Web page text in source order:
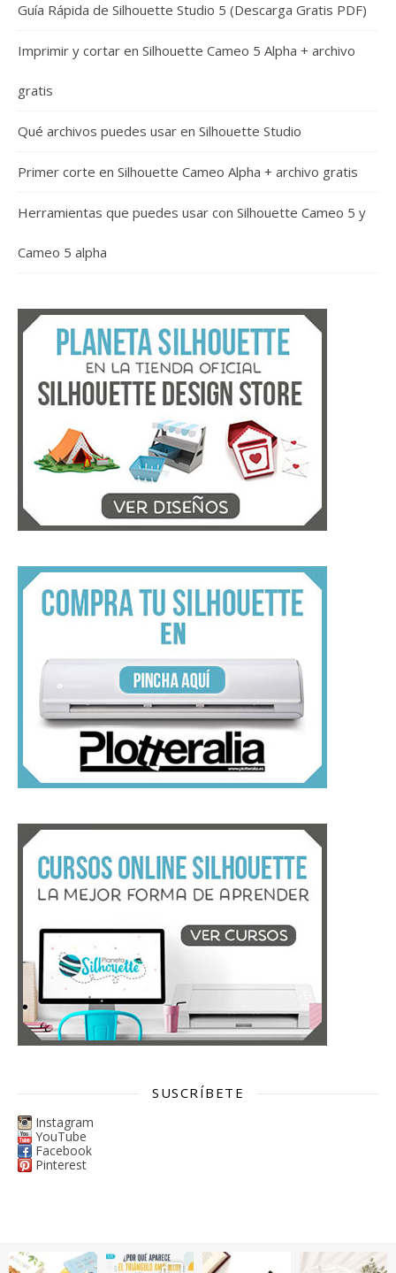
Guía Rápida de Silhouette Studio 5 (Descarga Gratis PDF)
Imprimir y cortar en Silhouette Cameo 5 Alpha + archivo
gratis
Qué archivos puedes usar en Silhouette Studio
Primer corte en Silhouette Cameo Alpha + archivo gratis
Herramientas que puedes usar con Silhouette Cameo 5 y
Cameo 5 alpha
SUSCRÍBETE
Instagram
YouTube
Facebook
Pinterest